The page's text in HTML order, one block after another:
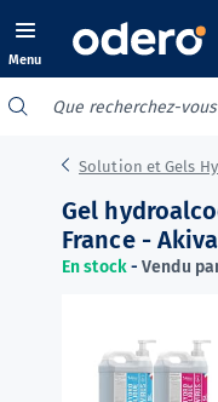
Menu
Solution et Gels
Gel
France - Akiva
En stock-Vendu